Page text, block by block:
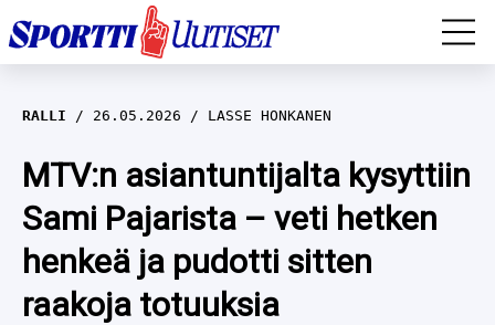
EM-YLEISURHEILU
JÄÄKIEKKO
YLEISURHEILU
WILMA HELTELÄ
TALVILAJIT
RALLI 26.05.2026 LASSE HONKANEN
MTV:n asiantuntijalta kysyttiin
Sami Pajarista – veti hetken
henkeä ja pudotti sitten
raakoja totuuksia